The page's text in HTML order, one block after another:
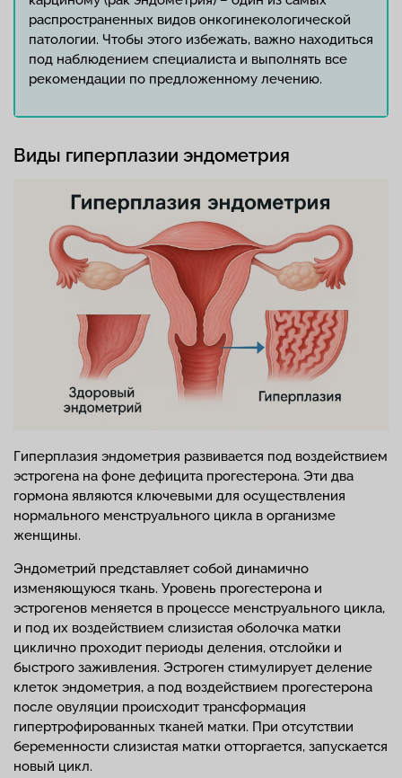
распространенных видов онкогинекологической
патологии. Чтобы этого избежать, важно находиться
под наблюдением специалиста и выполнять все
рекомендации по предложенному лечению.
Виды гиперплазии эндометрия
Гиперплазия эндометрия развивается под воздействием
эстрогена на фоне дефицита прогестерона. Эти два
гормона являются ключевыми для осуществления
нормального менструального цикла в организме
женщины.
Эндометрий представляет собой динамично
изменяющуюся ткань. Уровень прогестерона и
эстрогенов меняется в процессе менструального цикла,
и под их воздействием слизистая оболочка матки
циклично проходит периоды деления, отслойки и
быстрого заживления. Эстроген стимулирует деление
клеток эндометрия, а под воздействием прогестерона
после овуляции происходит трансформация
гипертрофированных тканей матки. При отсутствии
беременности слизистая матки отторгается, запускается
новый цикл.